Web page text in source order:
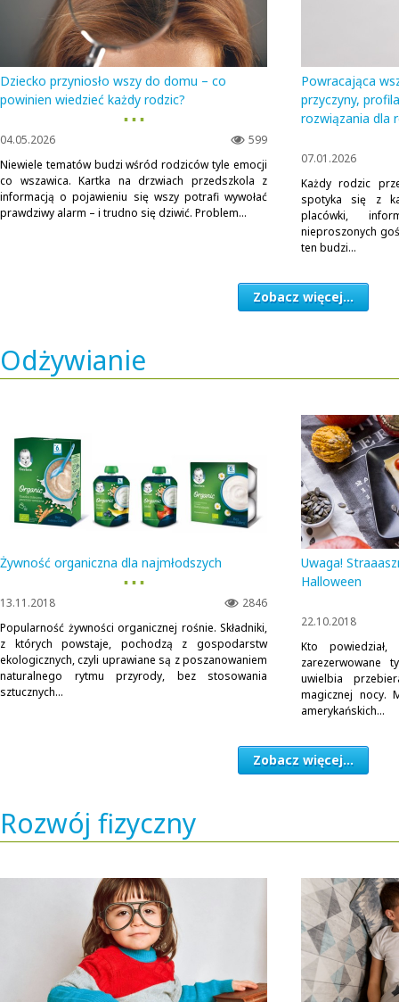
Dziecko przyniosło wszy do domu – co
powinien wiedzieć każdy rodzic?
▪ ▪ ▪
599
04.05.2026
Niewiele tematów budzi wśród rodziców tyle emocji
co wszawica. Kartka na drzwiach przedszkola z
informacją o pojawieniu się wszy potrafi wywołać
prawdziwy alarm – i trudno się dziwić. Problem...
Powracająca
przyczyny,
rozwiązania dla
07.01.2026
Każdy rodzic
spotyka się z
placówki,
nieproszonych
ten budzi...
Zobacz więcej...
Odżywianie
Żywność organiczna dla najmłodszych
▪ ▪ ▪
2846
13.11.2018
Popularność żywności organicznej rośnie. Składniki,
z których powstaje, pochodzą z gospodarstw
ekologicznych, czyli uprawiane są z poszanowaniem
naturalnego rytmu przyrody, bez stosowania
sztucznych...
Uwaga!
Halloween
22.10.2018
Kto
zarezerwowane
uwielbia
magicznej nocy.
amerykańskich...
Zobacz więcej...
Rozwój fizyczny